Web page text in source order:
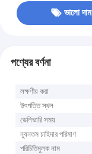
ভালো দাম
পণ্যের বর্ণনা
লক্ষণীয় করা
উৎপত্তি স্থল
ডেলিভারি সময়
ন্যূনতম চাহিদার পরিমাণ
পরিচিতিমুলক নাম